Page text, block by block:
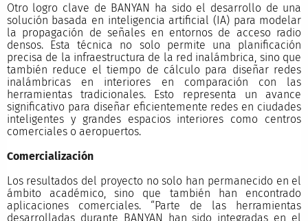
Otro logro clave de BANYAN ha sido el desarrollo de una
solución basada en inteligencia artificial (IA) para modelar
la propagación de señales en entornos de acceso radio
densos. Esta técnica no solo permite una planificación
precisa de la infraestructura de la red inalámbrica, sino que
también reduce el tiempo de cálculo para diseñar redes
inalámbricas en interiores en comparación con las
herramientas tradicionales. Esto representa un avance
significativo para diseñar eficientemente redes en ciudades
inteligentes y grandes espacios interiores como centros
comerciales o aeropuertos.
Comercialización
Los resultados del proyecto no solo han permanecido en el
ámbito académico, sino que también han encontrado
aplicaciones comerciales. “Parte de las herramientas
desarrolladas durante BANYAN han sido integradas en el